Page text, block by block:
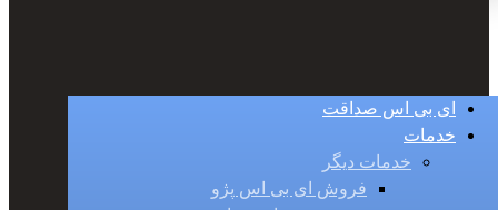
ای بی اس صداقت
خدمات
خدمات دیگر
فروش ای بی اس پژو